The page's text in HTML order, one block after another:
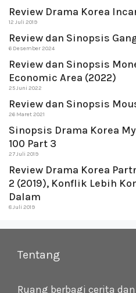
Review Drama Korea
12 Juli 2019
Review dan Sinopsis
6 Desember 2024
Review dan Sinopsis
Economic Area (2022)
25 Juni 2022
Review dan Sinopsis
26 Maret 2021
Sinopsis Drama Korea
100 Part 3
27 Juli 2019
Review Drama Korea
2 (2019), Konflik Lebih
Dalam
8 Juli 2019
Tentang
Ruang berbagi cerita